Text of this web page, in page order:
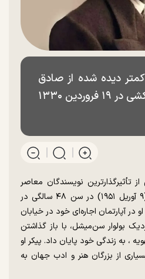
دیده شده از صادق
هدایت پس از خودکشی در ۱۹ فروردین ۱۳۳۰
نویسندگان معاصر
ایران، در ۱۹ فروردین ۱۳۳۰ (۹ آوریل ۱۹۵۱) در سن ۴۸ سالگی در
آپارتمان اجاره‌ای خود در خیابان
بولوار سن‌میشل، با باز گذاشتن
، به زندگی خود پایان داد. پیکر او
از بزرگان هنر و ادب جهان به